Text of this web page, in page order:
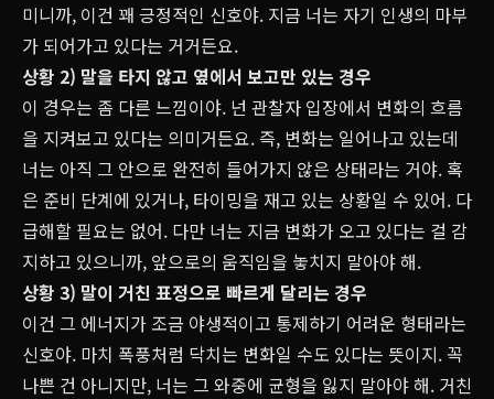
미니까, 이건 꽤 긍정적인 신호야. 지금 너는 자기 인생의 마부
가 되어가고 있다는 거거든요.
상황 2) 말을 타지 않고 옆에서 보고만 있는 경우
이 경우는 좀 다른 느낌이야. 넌 관찰자 입장에서 변화의 흐름
을 지켜보고 있다는 의미거든요. 즉, 변화는 일어나고 있는데
너는 아직 그 안으로 완전히 들어가지 않은 상태라는 거야. 혹
은 준비 단계에 있거나, 타이밍을 재고 있는 상황일 수 있어. 다
급해할 필요는 없어. 다만 너는 지금 변화가 오고 있다는 걸 감
지하고 있으니까, 앞으로의 움직임을 놓치지 말아야 해.
상황 3) 말이 거친 표정으로 빠르게 달리는 경우
이건 그 에너지가 조금 야생적이고 통제하기 어려운 형태라는
신호야. 마치 폭풍처럼 닥치는 변화일 수도 있다는 뜻이지. 꼭
나쁜 건 아니지만, 너는 그 와중에 균형을 잃지 말아야 해. 거친